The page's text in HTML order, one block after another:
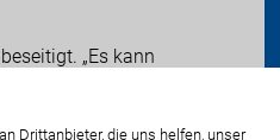
Drittanbieter, die uns helfen, unser
„Es kann
dies wild- und